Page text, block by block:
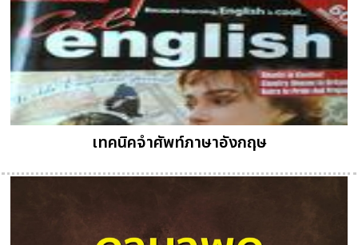
เทคนิคจำศัพท์ภาษาอังกฤษ